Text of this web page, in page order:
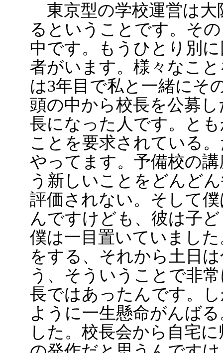
東京型の学校運営は大
るということです。そ
中です。もうひとり別
者がいます。様々なこ
は3年目で私と一緒にそ
頭の中から校長を公募
長になった人です。と
ことを要求されている
やってます。予備校の
う新しいことをどんど
評価されない。そして
んですけども、彼は子
僕は一目置いていまし
をする、それから土日
う、そういうことで非
長ではあったんです。
ように一生懸命がんば
した。校長会から自宅